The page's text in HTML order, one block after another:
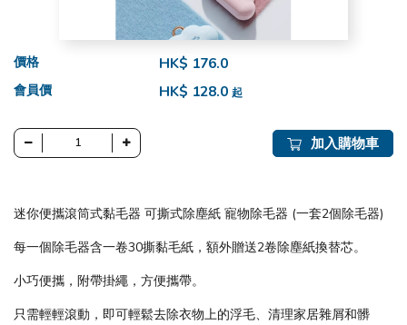
價格 HK$ 176.0
會員價 HK$ 128.0 起
加入購物車
迷你便攜滾筒式黏毛器 可撕式除塵紙 寵物除毛器 (一套2個除毛器)
每一個除毛器含一卷30撕黏毛紙，額外贈送2卷除塵紙換替芯。
小巧便攜，附帶掛繩，方便攜帶。
只需輕輕滾動，即可輕鬆去除衣物上的浮毛、清理家居雜屑和髒